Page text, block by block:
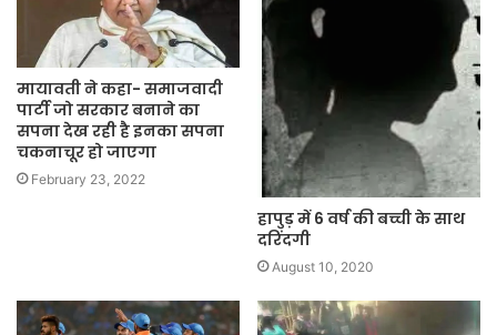
मायावती ने कहा- समाजवादी
पार्टी जो सरकार बनाने का
सपना देख रही है इनका सपना
चकनाचूर हो जाएगा
February 23, 2022
हापुड़ में 6 वर्ष की बच्ची के साथ
दरिंदगी
August 10, 2020